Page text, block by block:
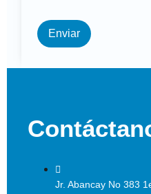
Enviar
Jr. Abancay No 383